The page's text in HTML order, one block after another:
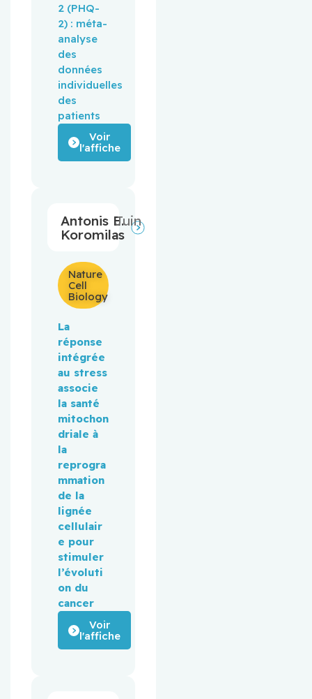
2 (PHQ-
2) : méta-
analyse
des
données
individuelles
des
patients
Voir
l'affiche
Antonis E.
Koromilas
Juin
Nature
Cell
Biology
La
réponse
intégrée
au stress
associe
la santé
mitochon
driale à
la
reprogra
mmation
de la
lignée
cellulair
e pour
stimuler
l’évoluti
on du
cancer
Voir
l'affiche